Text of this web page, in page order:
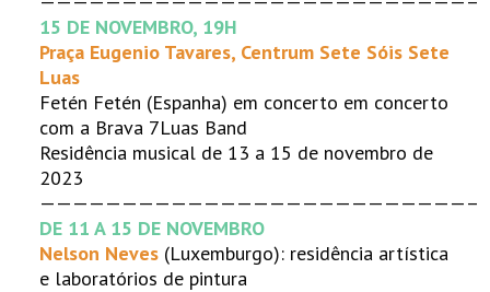
15 DE NOVEMBRO, 19H
Praça Eugenio Tavares, Centrum Sete Sóis Sete
Luas
Fetén Fetén (Espanha) em concerto em concerto
com a Brava 7Luas Band
Residência musical de 13 a 15 de novembro de
2023
——————————————————————————–
DE 11 A 15 DE NOVEMBRO
Nelson Neves (Luxemburgo): residência artística
e laboratórios de pintura